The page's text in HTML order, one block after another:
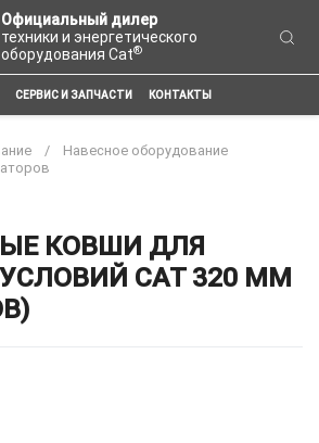
Официальный дилер
техники и энергетического
оборудования Cat®
СЕРВИС И ЗАПЧАСТИ КОНТАКТЫ
Навесное оборудование
КОВШИ ДЛЯ
CAT 320 ММ